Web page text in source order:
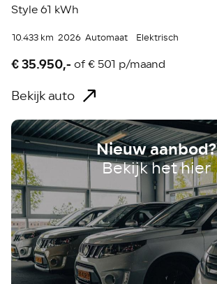
Style 61 kWh
10.433 km 2026 Automaat Elektrisch
€ 35.950,- of€ 501 p/maand
Bekijk auto
Nieuw aanbod?
Bekijk het hier